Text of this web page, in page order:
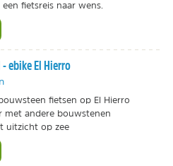
fietsreis naar wens.
ebike El Hierro
fietsen op El Hierro
met andere bouwstenen
uitzicht op zee